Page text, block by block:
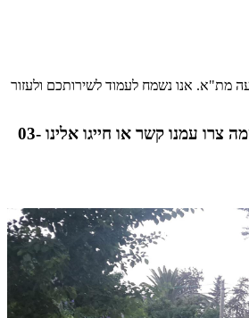
5 דקות נסיעה מת"א. אנו נשמח לעמוד לשירותכם ולעזור
צרו עמנו קשר או חייגו אלינו 03-